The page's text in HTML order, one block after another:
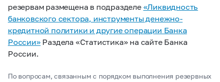
резервам размещена в подразделе «Ликвидность
банковского сектора, инструменты денежно-
кредитной политики и другие операции Банка
России»Раздела «Статистика» на сайте Банка
России.
По вопросам, связанным с порядком выполнения резервных